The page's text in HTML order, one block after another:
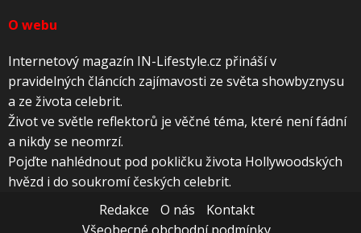
O webu
Internetový magazín IN-Lifestyle.cz přináší v
pravidelných článcích zajímavosti ze světa showbyznysu
a ze života celebrit.
Život ve světle reflektorů je věčné téma, které není fádní
a nikdy se neomrzí.
Pojďte nahlédnout pod pokličku života Hollywoodských
hvězd i do soukromí českých celebrit.
Redakce
O nás
Kontakt